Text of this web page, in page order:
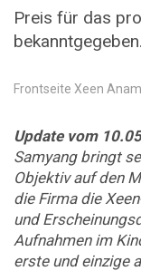
Preis für das
bekanntgegeben.
Frontseite Xeen
Update vom
Samyang bringt
Objektiv auf den
die Firma die
und
Aufnahmen im
erste und einzige